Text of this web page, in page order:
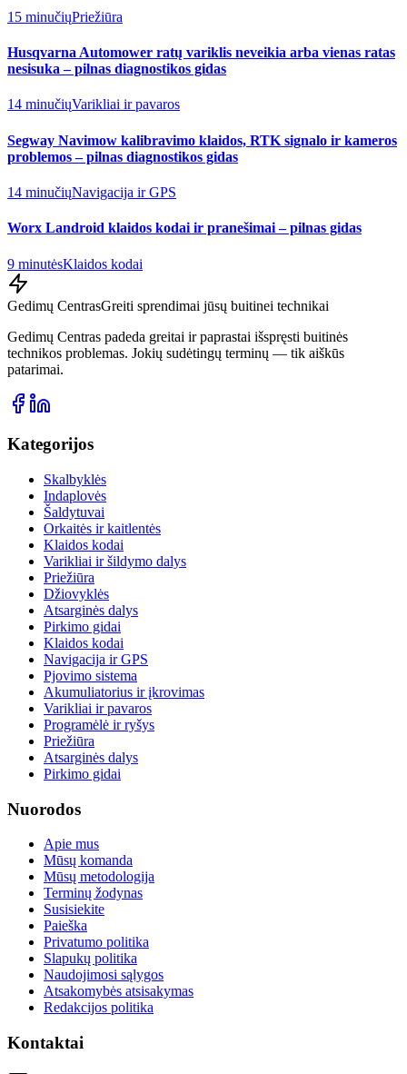
15 minučiųPriežiūra
Husqvarna Automower ratų variklis neveikia arba vienas ratas
nesisuka – pilnas diagnostikos gidas
14 minučiųVarikliai ir pavaros
Segway Navimow kalibravimo klaidos, RTK signalo ir kameros
problemos – pilnas diagnostikos gidas
14 minučiųNavigacija ir GPS
Worx Landroid klaidos kodai ir pranešimai – pilnas gidas
9 minutėsKlaidos kodai
Gedimų CentrasGreiti sprendimai jūsų buitinei technikai
Gedimų Centras padeda greitai ir paprastai išspręsti buitinės
technikos problemas. Jokių sudėtingų terminų — tik aiškūs
patarimai.
Kategorijos
Skalbyklės
Indaplovės
Šaldytuvai
Orkaitės ir kaitlentės
Klaidos kodai
Varikliai ir šildymo dalys
Priežiūra
Džiovyklės
Atsarginės dalys
Pirkimo gidai
Klaidos kodai
Navigacija ir GPS
Pjovimo sistema
Akumuliatorius ir įkrovimas
Varikliai ir pavaros
Programėlė ir ryšys
Priežiūra
Atsarginės dalys
Pirkimo gidai
Nuorodos
Apie mus
Mūsų komanda
Mūsų metodologija
Terminų žodynas
Susisiekite
Paieška
Privatumo politika
Slapukų politika
Naudojimosi sąlygos
Atsakomybės atsisakymas
Redakcijos politika
Kontaktai